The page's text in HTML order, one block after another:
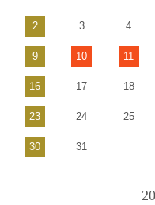
2 3 4
9 10 11
16 17 18
23 24 25
30 31